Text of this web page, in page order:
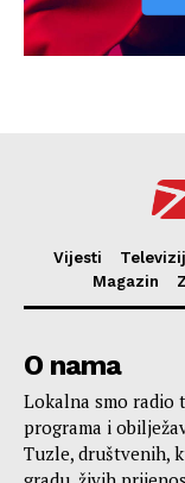
Vijesti
Magazin
O nama
Lokalna smo radio
programa i
Tuzle, društvenih,